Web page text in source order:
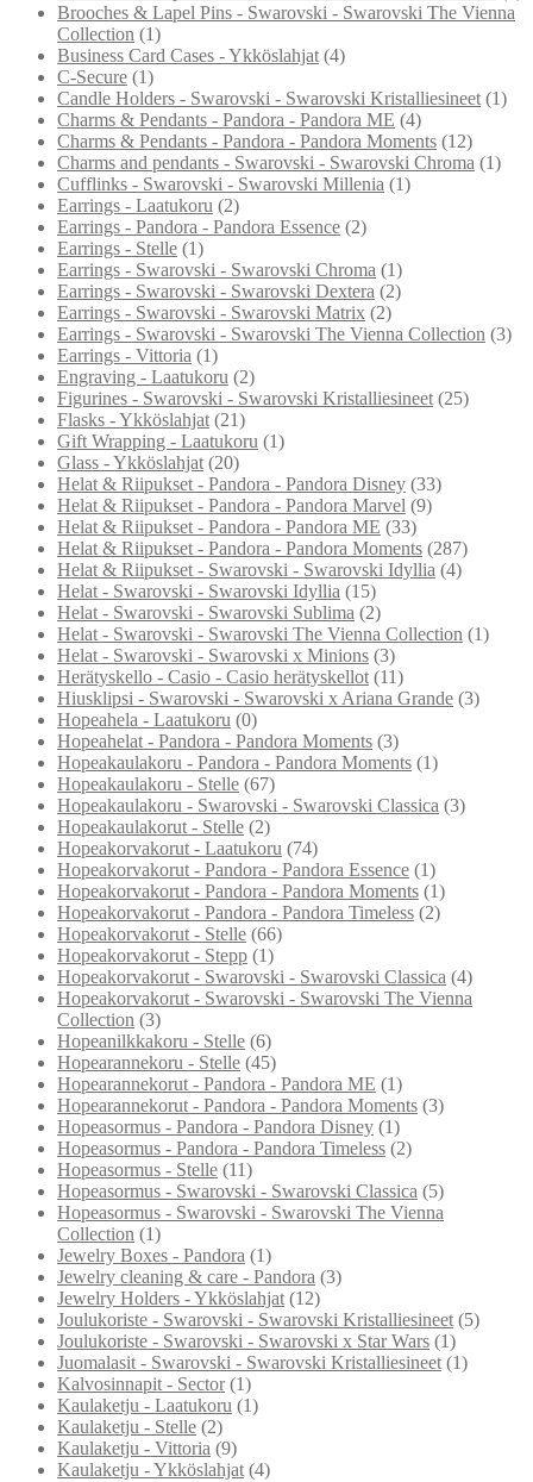
Brooches & Lapel Pins - Swarovski - Swarovski The Vienna
Collection (1)
Business Card Cases - Ykköslahjat (4)
C-Secure (1)
Candle Holders - Swarovski - Swarovski Kristalliesineet (1)
Charms & Pendants - Pandora - Pandora ME (4)
Charms & Pendants - Pandora - Pandora Moments (12)
Charms and pendants - Swarovski - Swarovski Chroma (1)
Cufflinks - Swarovski - Swarovski Millenia (1)
Earrings - Laatukoru (2)
Earrings - Pandora - Pandora Essence (2)
Earrings - Stelle (1)
Earrings - Swarovski - Swarovski Chroma (1)
Earrings - Swarovski - Swarovski Dextera (2)
Earrings - Swarovski - Swarovski Matrix (2)
Earrings - Swarovski - Swarovski The Vienna Collection (3)
Earrings - Vittoria (1)
Engraving - Laatukoru (2)
Figurines - Swarovski - Swarovski Kristalliesineet (25)
Flasks - Ykköslahjat (21)
Gift Wrapping - Laatukoru (1)
Glass - Ykköslahjat (20)
Helat & Riipukset - Pandora - Pandora Disney (33)
Helat & Riipukset - Pandora - Pandora Marvel (9)
Helat & Riipukset - Pandora - Pandora ME (33)
Helat & Riipukset - Pandora - Pandora Moments (287)
Helat & Riipukset - Swarovski - Swarovski Idyllia (4)
Helat - Swarovski - Swarovski Idyllia (15)
Helat - Swarovski - Swarovski Sublima (2)
Helat - Swarovski - Swarovski The Vienna Collection (1)
Helat - Swarovski - Swarovski x Minions (3)
Herätyskello - Casio - Casio herätyskellot (11)
Hiusklipsi - Swarovski - Swarovski x Ariana Grande (3)
Hopeahela - Laatukoru (0)
Hopeahelat - Pandora - Pandora Moments (3)
Hopeakaulakoru - Pandora - Pandora Moments (1)
Hopeakaulakoru - Stelle (67)
Hopeakaulakoru - Swarovski - Swarovski Classica (3)
Hopeakaulakorut - Stelle (2)
Hopeakorvakorut - Laatukoru (74)
Hopeakorvakorut - Pandora - Pandora Essence (1)
Hopeakorvakorut - Pandora - Pandora Moments (1)
Hopeakorvakorut - Pandora - Pandora Timeless (2)
Hopeakorvakorut - Stelle (66)
Hopeakorvakorut - Stepp (1)
Hopeakorvakorut - Swarovski - Swarovski Classica (4)
Hopeakorvakorut - Swarovski - Swarovski The Vienna
Collection (3)
Hopeanilkkakoru - Stelle (6)
Hopearannekoru - Stelle (45)
Hopearannekorut - Pandora - Pandora ME (1)
Hopearannekorut - Pandora - Pandora Moments (3)
Hopeasormus - Pandora - Pandora Disney (1)
Hopeasormus - Pandora - Pandora Timeless (2)
Hopeasormus - Stelle (11)
Hopeasormus - Swarovski - Swarovski Classica (5)
Hopeasormus - Swarovski - Swarovski The Vienna
Collection (1)
Jewelry Boxes - Pandora (1)
Jewelry cleaning & care - Pandora (3)
Jewelry Holders - Ykköslahjat (12)
Joulukoriste - Swarovski - Swarovski Kristalliesineet (5)
Joulukoriste - Swarovski - Swarovski x Star Wars (1)
Juomalasit - Swarovski - Swarovski Kristalliesineet (1)
Kalvosinnapit - Sector (1)
Kaulaketju - Laatukoru (1)
Kaulaketju - Stelle (2)
Kaulaketju - Vittoria (9)
Kaulaketju - Ykköslahjat (4)